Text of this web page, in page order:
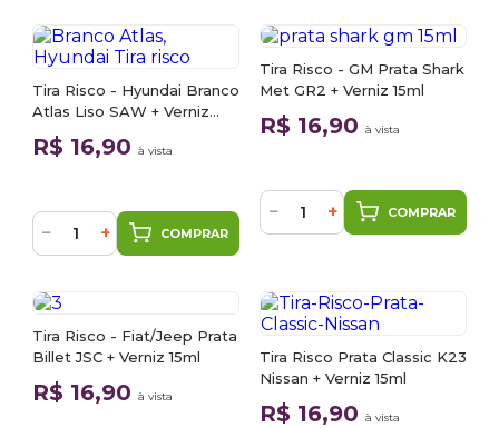
Tira Risco - Hyundai Branco
Atlas Liso SAW + Verniz
15ml
R$ 16,90 à vista
− + COMPRAR
Tira Risco - GM Prata Shark
Met GR2 + Verniz 15ml
R$ 16,90 à vista
− + COMPRAR
Tira Risco - Fiat/Jeep Prata
Billet JSC + Verniz 15ml
R$ 16,90 à vista
Tira Risco Prata Classic K23
Nissan + Verniz 15ml
R$ 16,90 à vista